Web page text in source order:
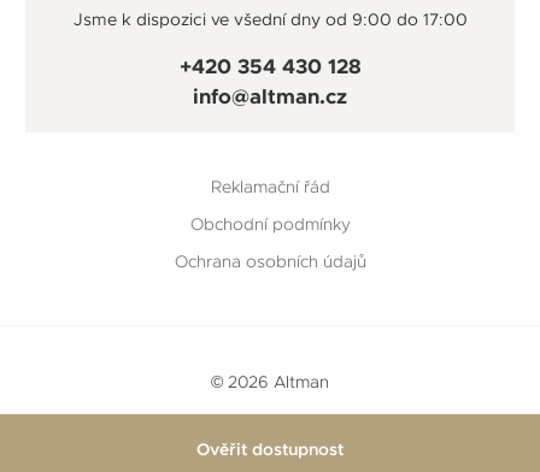
Ověřit dostupnost
Jsme k dispozici ve všední dny od 9:00 do 17:00
+420 354 430 128
info@altman.cz
Reklamační řád
Obchodní podmínky
Ochrana osobních údajů
© 2026 Altman